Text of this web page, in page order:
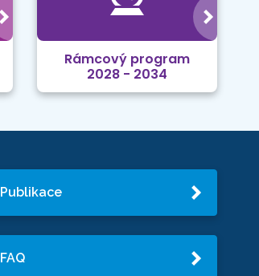
Rámcový program
2028 - 2034
Publikace
FAQ